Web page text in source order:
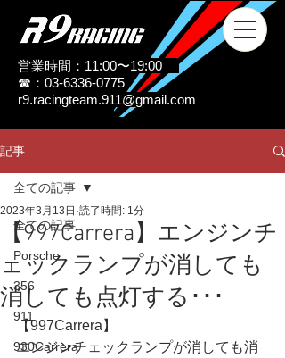
営業時間：11:00〜19:00
☎：03-6336-0775
r9.racingteam.911@gmail.com
記事
全ての記事
Porsche
356
911
930Carrera
全ての記事
【997Carrera】エンジンチ
ェックランプが消しても
消しても点灯する･･･
2023年3月13日 読了時間: 1分
【997Carrera】
エンジンチェックランプが消しても消